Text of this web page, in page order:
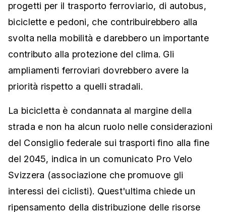
progetti per il trasporto ferroviario, di autobus,
biciclette e pedoni, che contribuirebbero alla
svolta nella mobilità e darebbero un importante
contributo alla protezione del clima. Gli
ampliamenti ferroviari dovrebbero avere la
priorità rispetto a quelli stradali.
La bicicletta è condannata al margine della
strada e non ha alcun ruolo nelle considerazioni
del Consiglio federale sui trasporti fino alla fine
del 2045, indica in un comunicato Pro Velo
Svizzera (associazione che promuove gli
interessi dei ciclisti). Quest'ultima chiede un
ripensamento della distribuzione delle risorse